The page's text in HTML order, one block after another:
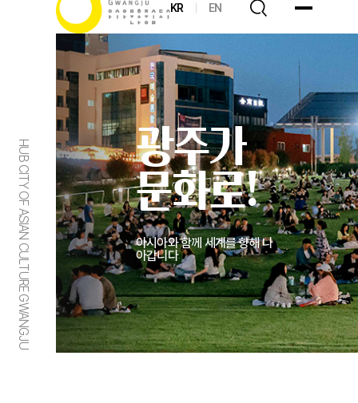
KR EN
HUB CITY OF ASIAN CULTURE GWANGJU
광주가
문화로!
아시아와 함께 세계를 향해 나
아갑니다